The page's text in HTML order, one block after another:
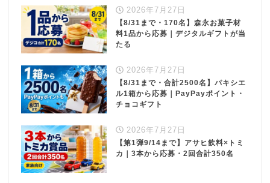
2026年7月27日
【8/31まで・170名】森永お菓子材
料1品から応募｜デジタルギフトが当
たる
2026年7月27日
【8/31まで・合計2500名】パキシエ
ル1箱から応募｜PayPayポイント・
チョコギフト
2026年7月27日
【第1弾9/14まで】アサヒ飲料×トミ
カ｜3本から応募・2回合計350名